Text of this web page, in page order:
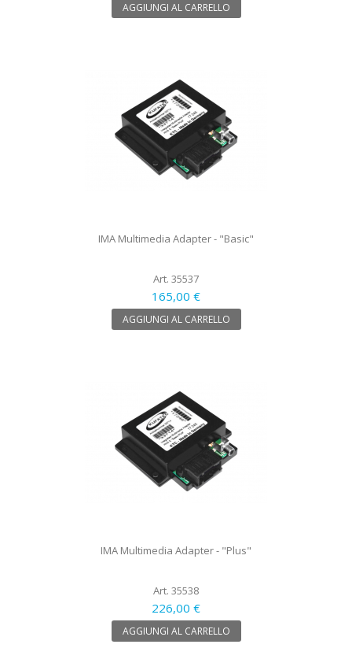
AGGIUNGI AL CARRELLO
IMA Multimedia Adapter - "Basic"
Art. 35537
165,00 €
AGGIUNGI AL CARRELLO
IMA Multimedia Adapter - "Plus"
Art. 35538
226,00 €
AGGIUNGI AL CARRELLO